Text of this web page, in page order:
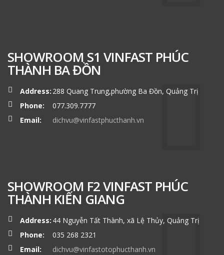
SHOWROOM S1 VINFAST PHÚC
THÀNH BA ĐỒN
Address: 288 Quang Trung,phường Ba Đồn, Quảng Trị
Phone:
077.309.7777
Email:
dichvu@vinfastphucthanh.vn
SHOWROOM F2 VINFAST PHÚC
THÀNH KIẾN GIANG
Address: 44 Nguyễn Tất Thành, xã Lệ Thủy, Quảng Trị
Phone:
035 268 2321
Email:
dichvu@vinfastotophucthanh.vn